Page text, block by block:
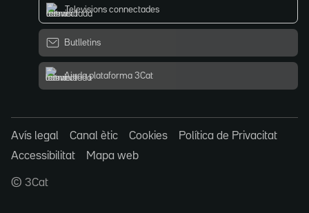
Televisions connectades
Butlletins
Ajuda plataforma 3Cat
Avís legal Canal ètic Cookies
Política de Privacitat
Accessibilitat
Mapa web
© 3Cat